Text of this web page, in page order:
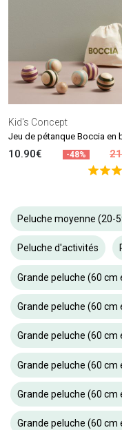
Kid's Concept
Jeu de pétanque Boccia en
10.90€ -48%
Peluche moyenne (20-
Peluche d'activités
Grande peluche (60 cm
Grande peluche (60 cm
Grande peluche (60 cm
Grande peluche (60 cm
Grande peluche (60 cm
Grande peluche (60 cm